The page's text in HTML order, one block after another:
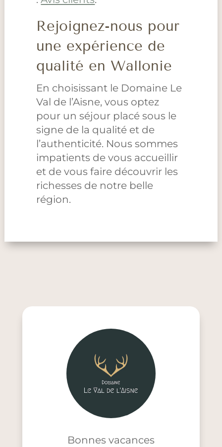
Rejoignez-nous pour
une expérience de
qualité en Wallonie
En choisissant le Domaine Le
Val de l’Aisne, vous optez
pour un séjour placé sous le
signe de la qualité et de
l’authenticité. Nous sommes
impatients de vous accueillir
et de vous faire découvrir les
richesses de notre belle
région.
Bonnes vacances